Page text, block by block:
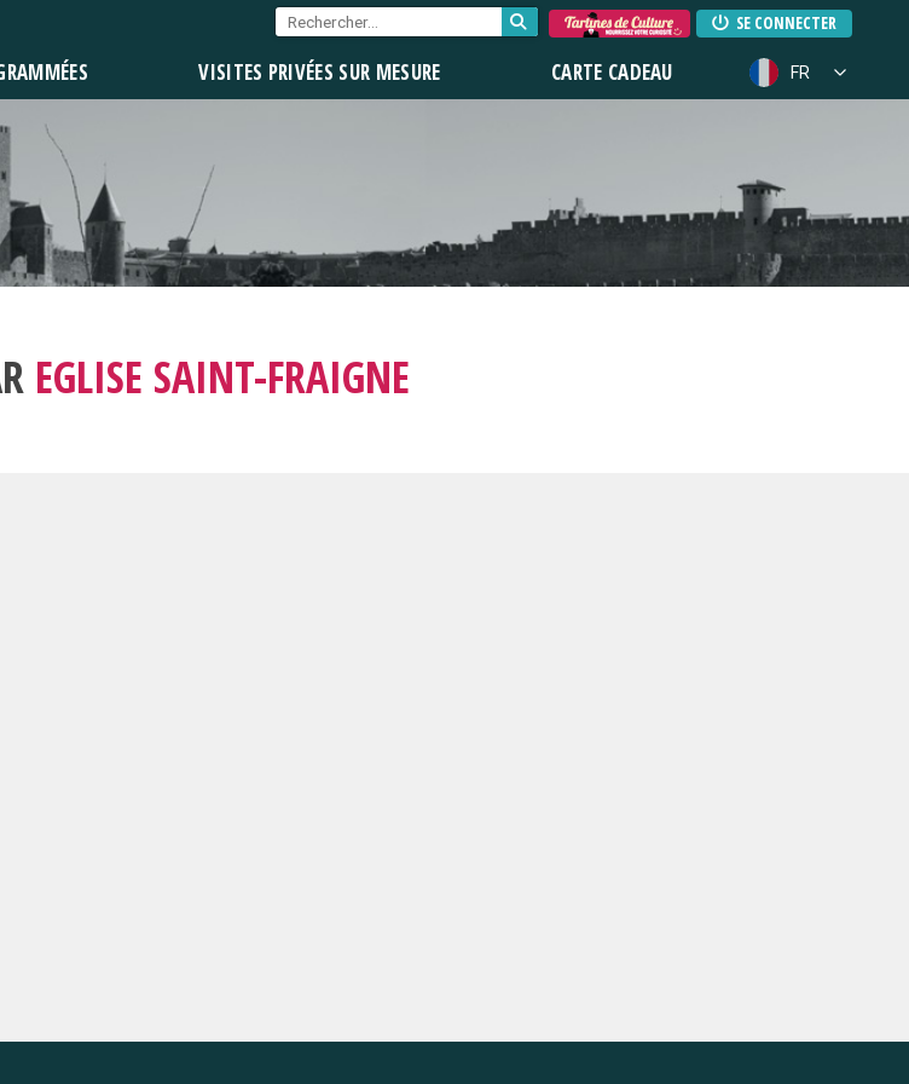
SE CONNECTER
VISITES PRIVÉES SUR MESURE CARTE CADEAU FR
EGLISE SAINT-FRAIGNE